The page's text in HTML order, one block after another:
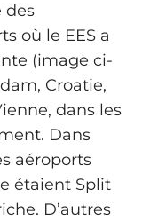
des
où le EES a
(image ci-
Croatie,
dans les
Dans
aéroports
étaient Split
D’autres